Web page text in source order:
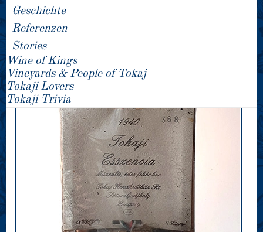
Geschichte
Referenzen
Stories
Wine of Kings
Vineyards & People of Tokaj
Tokaji Lovers
Tokaji Trivia